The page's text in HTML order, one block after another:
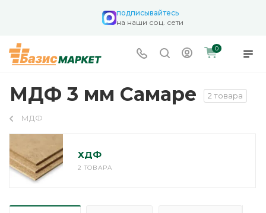
подписывайтесь
на наши соц. сети
0
МДФ 3 мм Самаре 2 товара
МДФ
ХДФ
2 ТОВАРА